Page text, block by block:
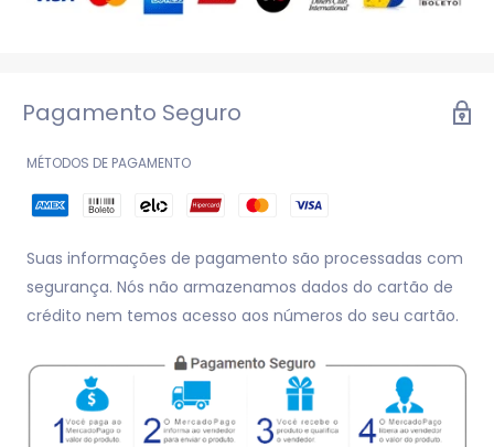
Pagamento Seguro
MÉTODOS DE PAGAMENTO
Suas informações de pagamento são processadas com
segurança. Nós não armazenamos dados do cartão de
crédito nem temos acesso aos números do seu cartão.